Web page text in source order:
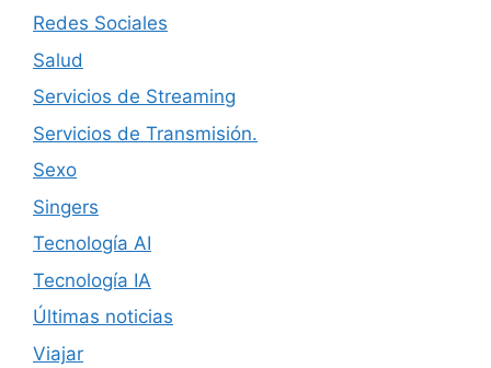
Redes Sociales
Salud
Servicios de Streaming
Servicios de Transmisión.
Sexo
Singers
Tecnología AI
Tecnología IA
Últimas noticias
Viajar